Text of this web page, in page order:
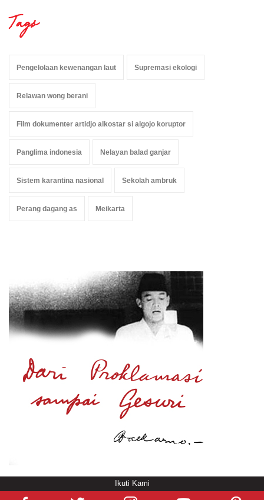
Ikuti Kami
Tags
Pengelolaan kewenangan laut Supremasi ekologi
Relawan wong berani
Film dokumenter artidjo alkostar si algojo koruptor
Panglima indonesia Nelayan balad ganjar
Sistem karantina nasional Sekolah ambruk
Perang dagang as Meikarta
© Copyright /rendering in 4.8402 [104]